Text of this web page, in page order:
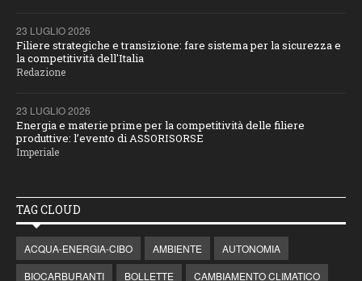
23 LUGLIO 2026
Filiere strategiche e transizione: fare sistema per la sicurezza e
la competitività dell'Italia
Redazione
23 LUGLIO 2026
Energia e materie prime per la competitività delle filiere
produttive: l’evento di ASSORISORSE
Imperiale
TAG CLOUD
ACQUA-ENERGIA-CIBO AMBIENTE
AUTONOMIA
BIOCARBURANTI
BOLLETTE CAMBIAMENTO CLIMATICO